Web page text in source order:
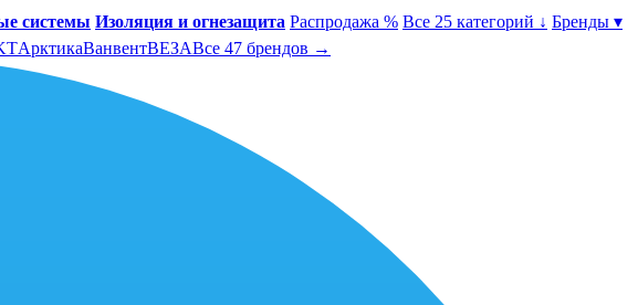
системы Изоляция и огнезащита Распродажа % Все 25 категорий ↓ Бренды ▾
АрктикаВанвентВЕЗАВсе 47 брендов →